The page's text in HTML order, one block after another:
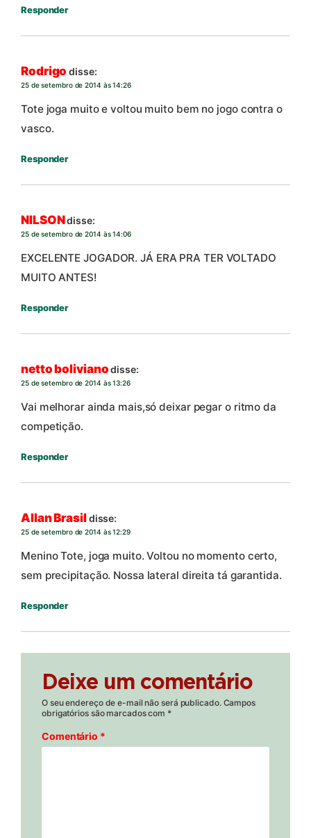
Responder
Rodrigo disse:
25 de setembro de 2014 às 14:26
Tote joga muito e voltou muito bem no jogo contra o
vasco.
Responder
NILSONdisse:
25 de setembro de 2014 às 14:06
EXCELENTE JOGADOR. JÁ ERA PRA TER VOLTADO
MUITO ANTES!
Responder
netto boliviano disse:
25 de setembro de 2014 às 13:26
Vai melhorar ainda mais,só deixar pegar o ritmo da
competição.
Responder
Allan Brasildisse:
25 de setembro de 2014 às 12:29
Menino Tote, joga muito. Voltou no momento certo,
sem precipitação. Nossa lateral direita tá garantida.
Responder
Deixe um comentário
O seu endereço de e-mail não será publicado. Campos
obrigatórios são marcados com *
Comentário *